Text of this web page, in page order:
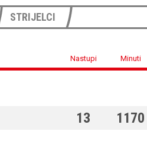
STRIJELCI
Nastupi Minuti
13 1170